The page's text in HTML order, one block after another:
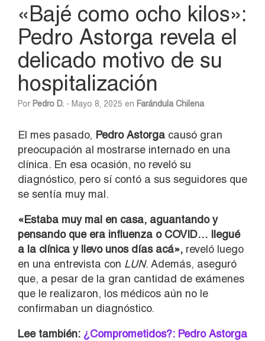
«Bajé como ocho kilos»:
Pedro Astorga revela el
delicado motivo de su
hospitalización
Por Pedro D. - Mayo 8, 2025 en Farándula Chilena
El mes pasado, Pedro Astorga causó gran
preocupación al mostrarse internado en una
clínica. En esa ocasión, no reveló su
diagnóstico, pero sí contó a sus seguidores que
se sentía muy mal.
«Estaba muy mal en casa, aguantando y
pensando que era influenza o COVID… llegué
a la clínica y llevo unos días acá», reveló luego
en una entrevista con LUN. Además, aseguró
que, a pesar de la gran cantidad de exámenes
que le realizaron, los médicos aún no le
confirmaban un diagnóstico.
Lee también: ¿Comprometidos?: Pedro Astorga